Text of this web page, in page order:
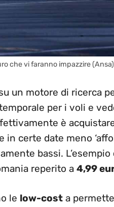
che vi faranno impazzire
un motore di ricerca
per i voli e
è
in certe date meno
bassi.
reperito a 4,99
le low-cost a